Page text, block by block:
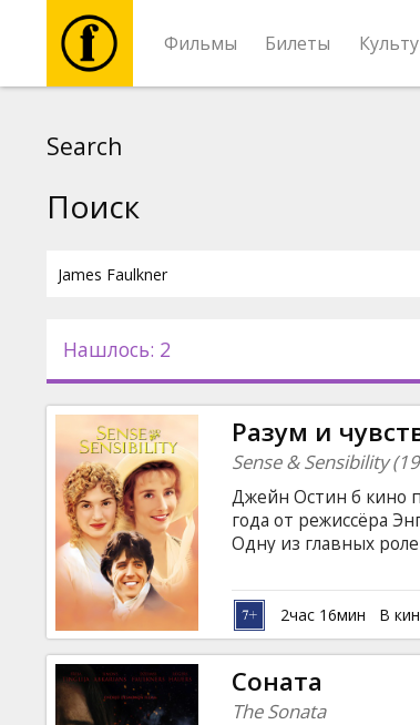
Фильмы Билеты
Новости
Подарки
Кинозакуски
B2B
Клуб
Search
Поиск
Нашлось: 2
Разум и
Sense & Sensibility
Джейн Остин б кино
года от режиссёра
Одну из главных
Томпсон, которая за
киноакадемии —
о печальной участи
больших состояний,
тем, от чьей милости
2час 16мин В
Cоната
The Sonata